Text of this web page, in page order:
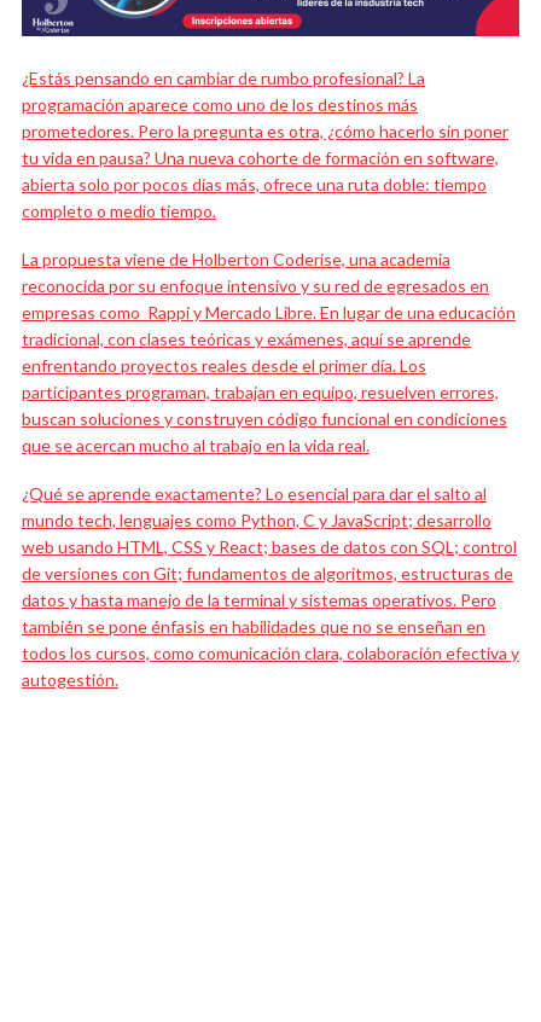
¿Estás pensando en cambiar de rumbo profesional? La
programación aparece como uno de los destinos más
prometedores. Pero la pregunta es otra, ¿cómo hacerlo sin poner
tu vida en pausa? Una nueva cohorte de formación en software,
abierta solo por pocos días más, ofrece una ruta doble: tiempo
completo o medio tiempo.
La propuesta viene de Holberton Coderise, una academia
reconocida por su enfoque intensivo y su red de egresados en
empresas como Rappi y Mercado Libre. En lugar de una educación
tradicional, con clases teóricas y exámenes, aquí se aprende
enfrentando proyectos reales desde el primer día. Los
participantes programan, trabajan en equipo, resuelven errores,
buscan soluciones y construyen código funcional en condiciones
que se acercan mucho al trabajo en la vida real.
¿Qué se aprende exactamente? Lo esencial para dar el salto al
mundo tech, lenguajes como Python, C y JavaScript; desarrollo
web usando HTML, CSS y React; bases de datos con SQL; control
de versiones con Git; fundamentos de algoritmos, estructuras de
datos y hasta manejo de la terminal y sistemas operativos. Pero
también se pone énfasis en habilidades que no se enseñan en
todos los cursos, como comunicación clara, colaboración efectiva y
autogestión.